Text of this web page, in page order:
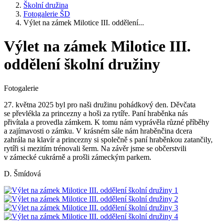
Školní družina
Fotogalerie ŠD
Výlet na zámek Milotice III. oddělení...
Výlet na zámek Milotice III.
oddělení školní družiny
Fotogalerie
27. května 2025 byl pro naši družinu pohádkový den. Děvčata
se převlékla za princezny a hoši za rytíře. Paní hraběnka nás
přivítala a provedla zámkem. K tomu nám vyprávěla různé příběhy
a zajímavosti o zámku. V krásném sále nám hraběnčina dcera
zahrála na klavír a princezny si společně s paní hraběnkou zatančily,
rytíři si mezitím trénovali šerm. Na závěr jsme se občerstvili
v zámecké cukrárně a prošli zámeckým parkem.
D. Šmídová